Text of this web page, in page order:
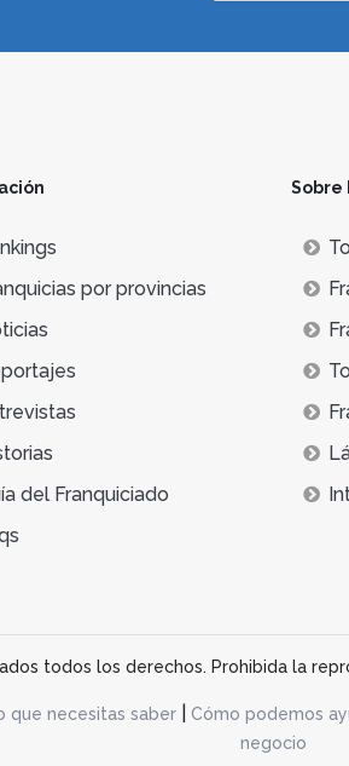
por provincias
del Franquiciado
Sobre
todos los derechos. Prohibida la
que necesitas saber| Cómo podemos
negocio